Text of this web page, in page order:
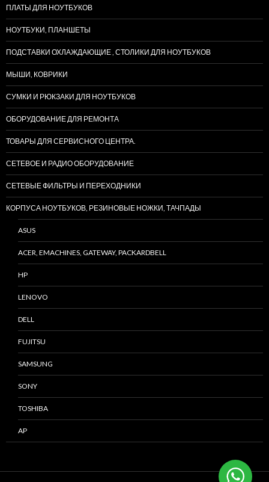
ПЛАТЫ ДЛЯ НОУТБУКОВ
НОУТБУКИ, ПЛАНШЕТЫ
ПОДСТАВКИ ОХЛАЖДАЮЩИЕ , СТОЛИКИ ДЛЯ НОУТБУКОВ
МЫШИ, КОВРИКИ
СУМКИ И РЮКЗАКИ ДЛЯ НОУТБУКОВ
ОБОРУДОВАНИЕ ДЛЯ РЕМОНТА
ТОВАРЫ ДЛЯ СЕРВИСНОГО ЦЕНТРА.
СЕТЕВОЕ И РАДИО ОБОРУДОВАНИЕ
СЕТЕВЫЕ ФИЛЬТРЫ И ПЕРЕХОДНИКИ
КОРПУСА НОУТБУКОВ, РЕЗИНОВЫЕ НОЖКИ, ТАЧПАДЫ
ASUS
ACER, EMACHINES, GATEWAY, PACKARDBELL
HP
LENOVO
DELL
FUJITSU
SAMSUNG
SONY
TOSHIBA
AP